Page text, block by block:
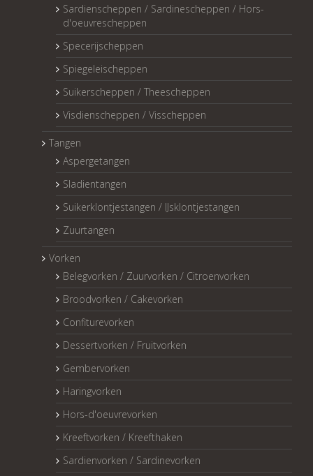
Sardienscheppen / Sardinescheppen / Hors-
d'oeuvrescheppen
Specerijscheppen
Spiegeleischeppen
Suikerscheppen / Theescheppen
Visdienscheppen / Visscheppen
Tangen
Aspergetangen
Sladientangen
Suikerklontjestangen / IJsklontjestangen
Zuurtangen
Vorken
Belegvorken / Zuurvorken / Citroenvorken
Broodvorken / Cakevorken
Confiturevorken
Dessertvorken / Fruitvorken
Gembervorken
Haringvorken
Hors-d'oeuvrevorken
Kreeftvorken / Kreefthaken
Sardienvorken / Sardinevorken